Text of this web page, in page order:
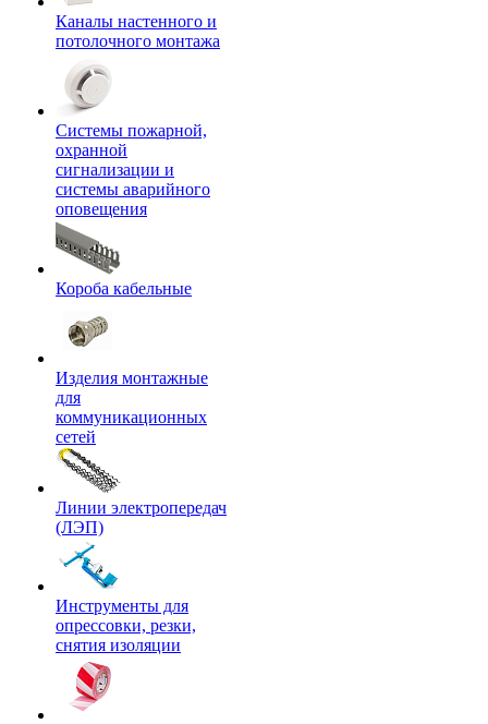
Каналы настенного и
потолочного монтажа
Системы пожарной,
охранной
сигнализации и
системы аварийного
оповещения
Короба кабельные
Изделия монтажные
для
коммуникационных
сетей
Линии электропередач
(ЛЭП)
Инструменты для
опрессовки, резки,
снятия изоляции